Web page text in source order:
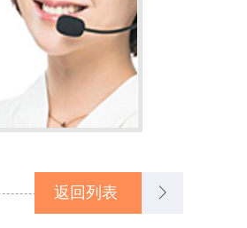
返回列表